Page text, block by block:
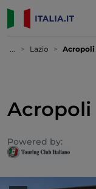
... Lazio
Powered by: